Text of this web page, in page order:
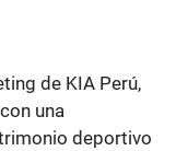
de KIA Perú,
una
deportivo